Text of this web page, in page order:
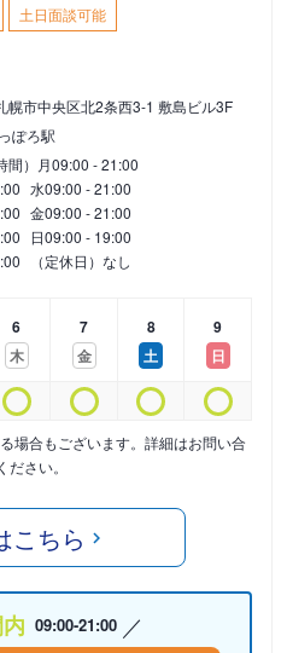
土日面談可能
幌市中央区北2条西3-1 敷島ビル3F
ぽろ駅
間） 月09:00 - 21:00
水09:00 - 21:00
金09:00 - 21:00
日09:00 - 19:00
（定休日）なし
6
木
7
金
8
土
9
日
場合もございます。詳細はお問い合
ださい。
こちら
09:00-21:00